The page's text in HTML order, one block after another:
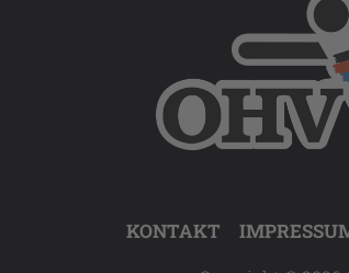
KONTAKT